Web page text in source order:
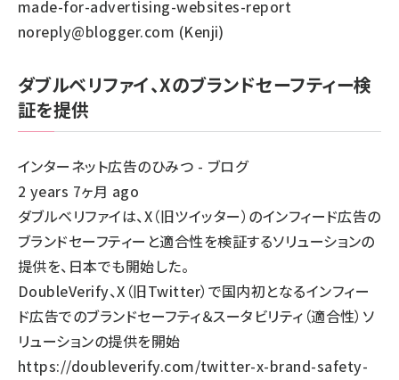
made-for-advertising-websites-report
noreply@blogger.com (Kenji)
ダブルベリファイ、Xのブランドセーフティー検
証を提供
インターネット広告のひみつ - ブログ
2 years 7ヶ月 ago
ダブルベリファイは、X（旧ツイッター）のインフィード広告の
ブランドセーフティーと適合性を検証するソリューションの
提供を、日本でも開始した。
DoubleVerify、X（旧Twitter）で国内初となるインフィー
ド広告でのブランドセーフティ＆スータビリティ（適合性）ソ
リューションの提供を開始
https://doubleverify.com/twitter-x-brand-safety-